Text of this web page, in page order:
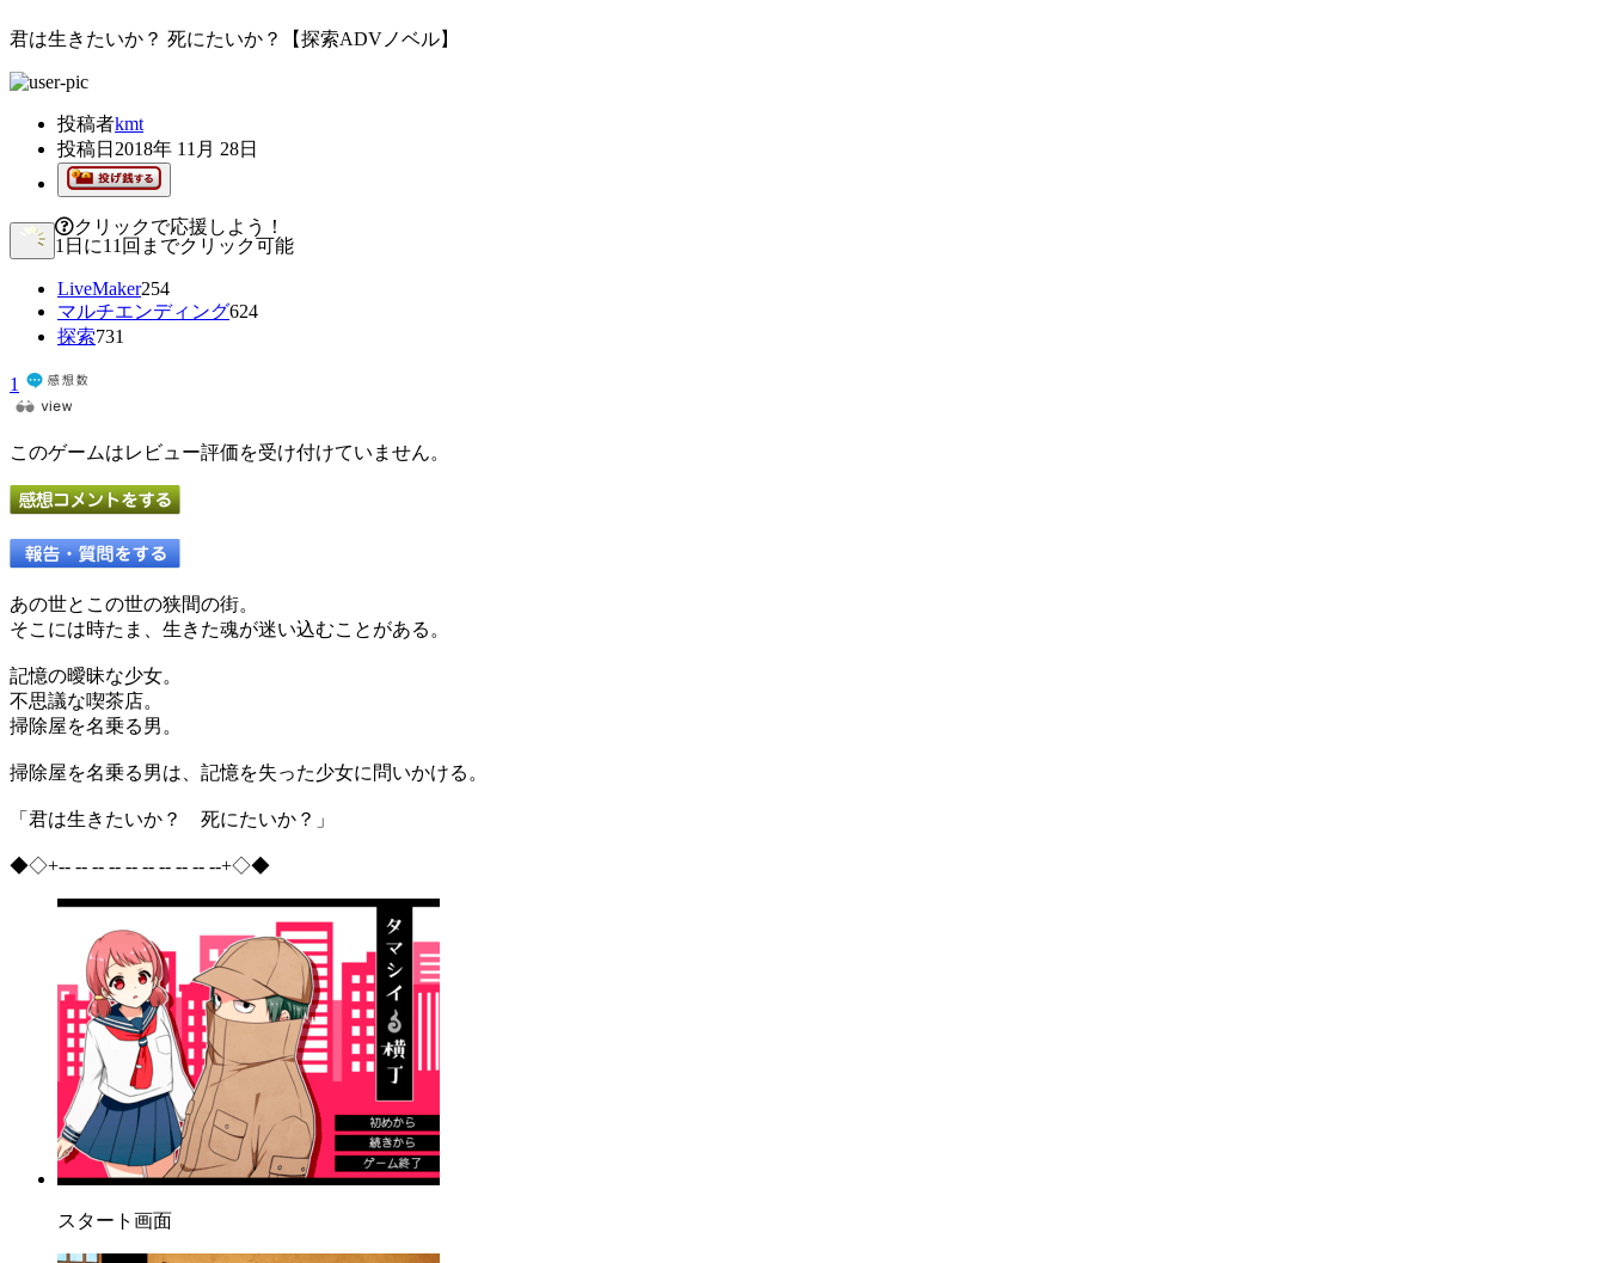
君は生きたいか？ 死にたいか？【探索ADVノベル】
投稿者kmt
投稿日 2018年 11月 28日
クリックで応援しよう！
1日に11回までクリック可能
LiveMaker254
マルチエンディング624
探索731
1
このゲームはレビュー評価を受け付けていません。
あの世とこの世の狭間の街。
そこには時たま、生きた魂が迷い込むことがある。
記憶の曖昧な少女。
不思議な喫茶店。
掃除屋を名乗る男。
掃除屋を名乗る男は、記憶を失った少女に問いかける。
「君は生きたいか？ 死にたいか？」
◆◇+-- -- -- -- -- -- -- -- -- --+◇◆
スタート画面